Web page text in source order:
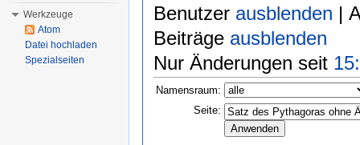
Benutzer ausblenden |
Beiträge ausblenden
Nur Änderungen seit
Namensraum:
Seite:
Werkzeuge
Atom
Datei hochladen
Spezialseiten